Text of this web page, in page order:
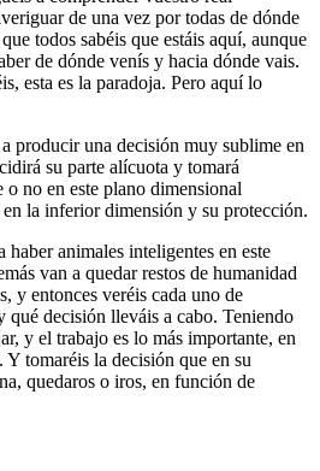
de una vez por todas de dónde
todos sabéis que estáis aquí, aunque
de dónde venís y hacia dónde vais.
esta es la paradoja. Pero aquí lo
producir una decisión muy sublime en
su parte alícuota y tomará
o no en este plano dimensional
la inferior dimensión y su protección.
haber animales inteligentes en este
van a quedar restos de humanidad
y entonces veréis cada uno de
qué decisión lleváis a cabo. Teniendo
y el trabajo es lo más importante, en
tomaréis la decisión que en su
quedaros o iros, en función de